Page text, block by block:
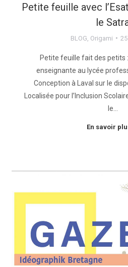
Petite feuille avec
le
BLOG Origami
Petite feuille fait des petits
enseignante au lycée
Conception à Laval sur le
Localisée pour l’Inclusion
le…
En savoir